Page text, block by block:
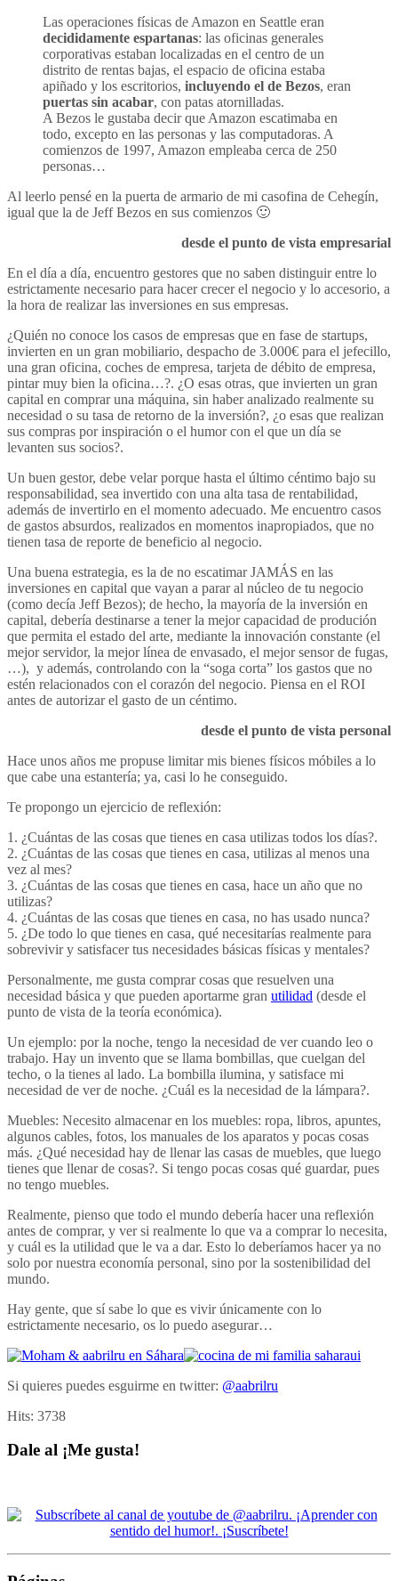
Las operaciones físicas de Amazon en Seattle eran
decididamente espartanas: las oficinas generales
corporativas estaban localizadas en el centro de un
distrito de rentas bajas, el espacio de oficina estaba
apiñado y los escritorios, incluyendo el de Bezos, eran
puertas sin acabar, con patas atornilladas.
A Bezos le gustaba decir que Amazon escatimaba en
todo, excepto en las personas y las computadoras. A
comienzos de 1997, Amazon empleaba cerca de 250
personas…
Al leerlo pensé en la puerta de armario de mi casofina de Cehegín,
igual que la de Jeff Bezos en sus comienzos 🙂
desde el punto de vista empresarial
En el día a día, encuentro gestores que no saben distinguir entre lo
estrictamente necesario para hacer crecer el negocio y lo accesorio, a
la hora de realizar las inversiones en sus empresas.
¿Quién no conoce los casos de empresas que en fase de startups,
invierten en un gran mobiliario, despacho de 3.000€ para el jefecillo,
una gran oficina, coches de empresa, tarjeta de débito de empresa,
pintar muy bien la oficina…?. ¿O esas otras, que invierten un gran
capital en comprar una máquina, sin haber analizado realmente su
necesidad o su tasa de retorno de la inversión?, ¿o esas que realizan
sus compras por inspiración o el humor con el que un día se
levanten sus socios?.
Un buen gestor, debe velar porque hasta el último céntimo bajo su
responsabilidad, sea invertido con una alta tasa de rentabilidad,
además de invertirlo en el momento adecuado. Me encuentro casos
de gastos absurdos, realizados en momentos inapropiados, que no
tienen tasa de reporte de beneficio al negocio.
Una buena estrategia, es la de no escatimar JAMÁS en las
inversiones en capital que vayan a parar al núcleo de tu negocio
(como decía Jeff Bezos); de hecho, la mayoría de la inversión en
capital, debería destinarse a tener la mejor capacidad de produción
que permita el estado del arte, mediante la innovación constante (el
mejor servidor, la mejor línea de envasado, el mejor sensor de fugas,
…), y además, controlando con la “soga corta” los gastos que no
estén relacionados con el corazón del negocio. Piensa en el ROI
antes de autorizar el gasto de un céntimo.
desde el punto de vista personal
Hace unos años me propuse limitar mis bienes físicos móbiles a lo
que cabe una estantería; ya, casi lo he conseguido.
Te propongo un ejercicio de reflexión:
1. ¿Cuántas de las cosas que tienes en casa utilizas todos los días?.
2. ¿Cuántas de las cosas que tienes en casa, utilizas al menos una
vez al mes?
3. ¿Cuántas de las cosas que tienes en casa, hace un año que no
utilizas?
4. ¿Cuántas de las cosas que tienes en casa, no has usado nunca?
5. ¿De todo lo que tienes en casa, qué necesitarías realmente para
sobrevivir y satisfacer tus necesidades básicas físicas y mentales?
Personalmente, me gusta comprar cosas que resuelven una
necesidad básica y que pueden aportarme gran utilidad (desde el
punto de vista de la teoría económica).
Un ejemplo: por la noche, tengo la necesidad de ver cuando leo o
trabajo. Hay un invento que se llama bombillas, que cuelgan del
techo, o la tienes al lado. La bombilla ilumina, y satisface mi
necesidad de ver de noche. ¿Cuál es la necesidad de la lámpara?.
Muebles: Necesito almacenar en los muebles: ropa, libros, apuntes,
algunos cables, fotos, los manuales de los aparatos y pocas cosas
más. ¿Qué necesidad hay de llenar las casas de muebles, que luego
tienes que llenar de cosas?. Si tengo pocas cosas qué guardar, pues
no tengo muebles.
Realmente, pienso que todo el mundo debería hacer una reflexión
antes de comprar, y ver si realmente lo que va a comprar lo necesita,
y cuál es la utilidad que le va a dar. Esto lo deberíamos hacer ya no
solo por nuestra economía personal, sino por la sostenibilidad del
mundo.
Hay gente, que sí sabe lo que es vivir únicamente con lo
estrictamente necesario, os lo puedo asegurar…
Si quieres puedes esguirme en twitter: @aabrilru
Hits: 3738
Dale al ¡Me gusta!